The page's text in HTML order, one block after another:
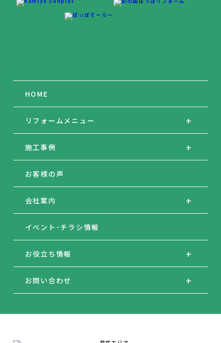
HOME
リフォームメニュー
施工事例
お客様の声
会社案内
イベント･チラシ情報
お役立ち情報
お問い合わせ